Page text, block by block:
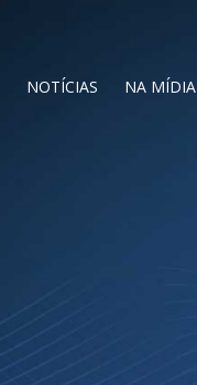
NOTÍCIAS NA MÍDIA